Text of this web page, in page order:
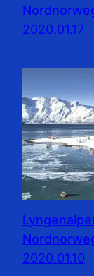
2020.01.17
2020.01.10